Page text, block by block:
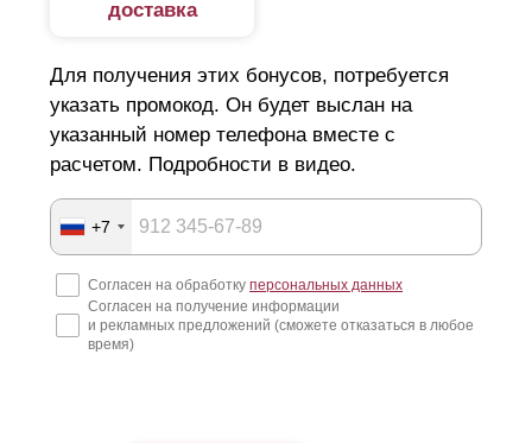
доставка
Для получения этих бонусов, потребуется
указать промокод. Он будет выслан на
указанный номер телефона вместе с
расчетом. Подробности в видео.
+7
Согласен на обработку персональных данных
Согласен на получение информации
и рекламных предложений (сможете отказаться в любое
время)